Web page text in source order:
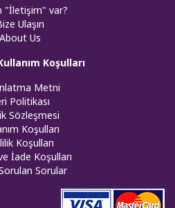
"İletişim" var?
Ulaşın
About Us
Koşulları
Metni
Politikası
Sözleşmesi
Koşulları
Koşulları
İade Koşulları
Sorular